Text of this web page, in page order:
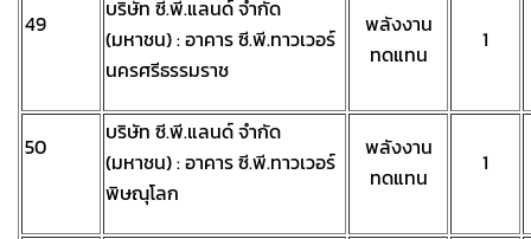
49
บริษัท ซี.พี.แลนด์ จำกัด
(มหาชน) : อาคาร ซี.พี.ทาวเวอร์
นครศรีธรรมราช
พลังงาน
ทดแทน
1
50
บริษัท ซี.พี.แลนด์ จำกัด
(มหาชน) : อาคาร ซี.พี.ทาวเวอร์
พิษณุโลก
พลังงาน
ทดแทน
1